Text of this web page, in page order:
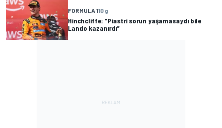
FORMULA 110 g
Hinchcliffe: "Piastri sorun yaşamasaydı bile
Lando kazanırdı”